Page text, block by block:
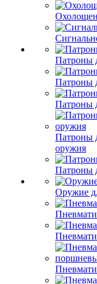
Патроны
Патроны
Патроны
Патроны
оружия
Патроны
Оружие